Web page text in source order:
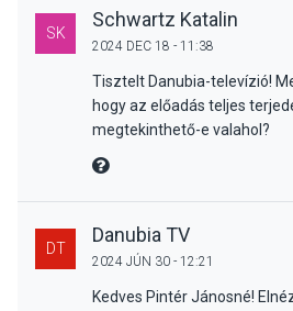
SK
Schwartz Katalin
2024 DEC 18 - 11:38
Tisztelt Danubia-televízió!
hogy az előadás teljes
megtekinthető-e valahol?
MIRE MONDTA
DT
Danubia TV
2024 JÚN 30 - 12:21
Kedves Pintér Jánosné!